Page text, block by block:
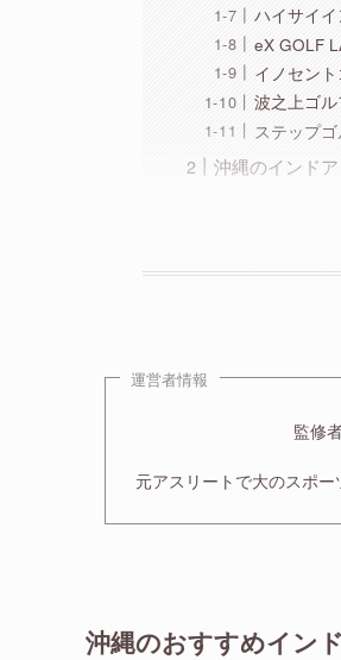
ハイサイ
eX GOLF
イノセン
波之上ゴル
ステップ
沖縄のインド
運営者情報
監修
元アスリートで大のスポー
沖縄のおすすめイン